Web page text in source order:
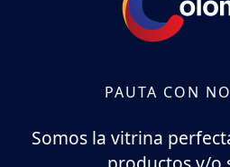
PAUTA CON
Somos la vitrina